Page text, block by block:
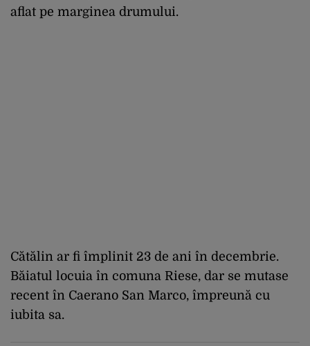
aflat pe marginea drumului.
Cătălin ar fi împlinit 23 de ani în decembrie.
Băiatul locuia în comuna Riese, dar se mutase
recent în Caerano San Marco, împreună cu
iubita sa.